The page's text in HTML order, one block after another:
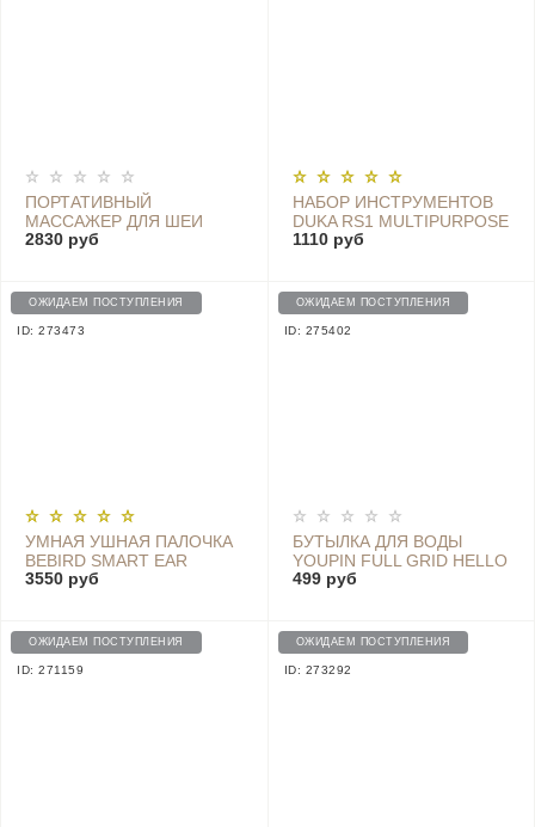
ПОРТАТИВНЫЙ
МАССАЖЕР ДЛЯ ШЕИ
PANGAO HOME PGG -
2830 руб
НАБОР ИНСТРУМЕНТОВ
DUKA RS1 MULTIPURPOSE
RATCHET SCREWDRIVER
1110 руб
ОЖИДАЕМ ПОСТУПЛЕНИЯ
ID: 273473
УМНАЯ УШНАЯ ПАЛОЧКА
BEBIRD SMART EAR
CLEANING CAMERA
3550 руб
ОЖИДАЕМ ПОСТУПЛЕНИЯ
ID: 275402
БУТЫЛКА ДЛЯ ВОДЫ
YOUPIN FULL GRID HELLO
LIFE TRITAN SPORTS CUP
499 руб
ОЖИДАЕМ ПОСТУПЛЕНИЯ
ID: 271159
ОЖИДАЕМ ПОСТУПЛЕНИЯ
ID: 273292